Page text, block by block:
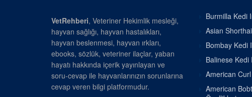
VetRehberi, Veteriner Hekimlik mesleği,
hayvan sağlığı, hayvan hastalıkları,
hayvan beslenmesi, hayvan ırkları,
ebooks, sözlük, veteriner ilaçlar, yaban
hayatı hakkında içerik yayınlayan ve
soru-cevap ile hayvanlarınızın sorunlarına
cevap veren bilgi platformudur.
Burmilla Kedi
Asian
Bombay Kedi
Balinese Kedi
American
American